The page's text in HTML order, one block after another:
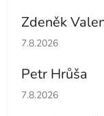
Zdeněk
Hodnocení
7.8.2026
Petr Hrůša
Hodnocení
7.8.2026